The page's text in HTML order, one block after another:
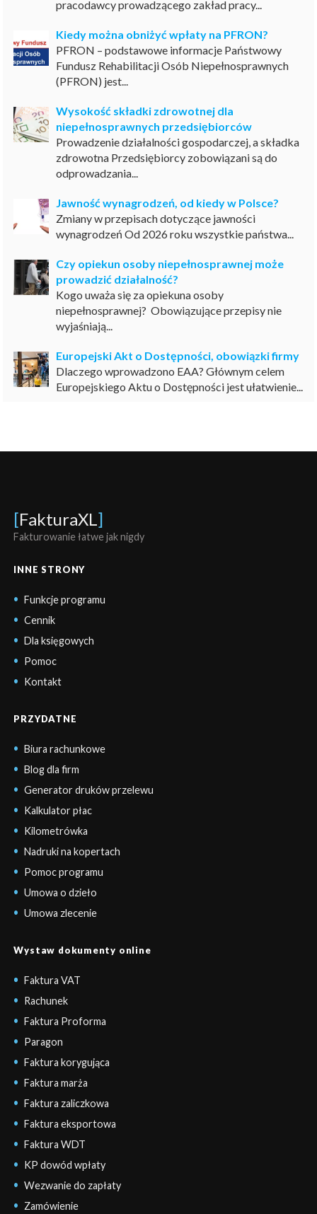
pracodawcy prowadzącego zakład pracy...
Kiedy można obniżyć wpłaty na PFRON?
PFRON – podstawowe informacje Państwowy
Fundusz Rehabilitacji Osób Niepełnosprawnych
(PFRON) jest...
Wysokość składki zdrowotnej dla
niepełnosprawnych przedsiębiorców
Prowadzenie działalności gospodarczej, a składka
zdrowotna Przedsiębiorcy zobowiązani są do
odprowadzania...
Jawność wynagrodzeń, od kiedy w Polsce?
Zmiany w przepisach dotyczące jawności
wynagrodzeń Od 2026 roku wszystkie państwa...
Czy opiekun osoby niepełnosprawnej może
prowadzić działalność?
Kogo uważa się za opiekuna osoby
niepełnosprawnej? Obowiązujące przepisy nie
wyjaśniają...
Europejski Akt o Dostępności, obowiązki firmy
Dlaczego wprowadzono EAA? Głównym celem
Europejskiego Aktu o Dostępności jest ułatwienie...
[FakturaXL ]
Fakturowanie łatwe jak nigdy
INNE STRONY
Funkcje programu
Cennik
Dla księgowych
Pomoc
Kontakt
PRZYDATNE
Biura rachunkowe
Blog dla firm
Generator druków przelewu
Kalkulator płac
Kilometrówka
Nadruki na kopertach
Pomoc programu
Umowa o dzieło
Umowa zlecenie
Wystaw dokumenty online
Faktura VAT
Rachunek
Faktura Proforma
Paragon
Faktura korygująca
Faktura marża
Faktura zaliczkowa
Faktura eksportowa
Faktura WDT
KP dowód wpłaty
Wezwanie do zapłaty
Zamówienie